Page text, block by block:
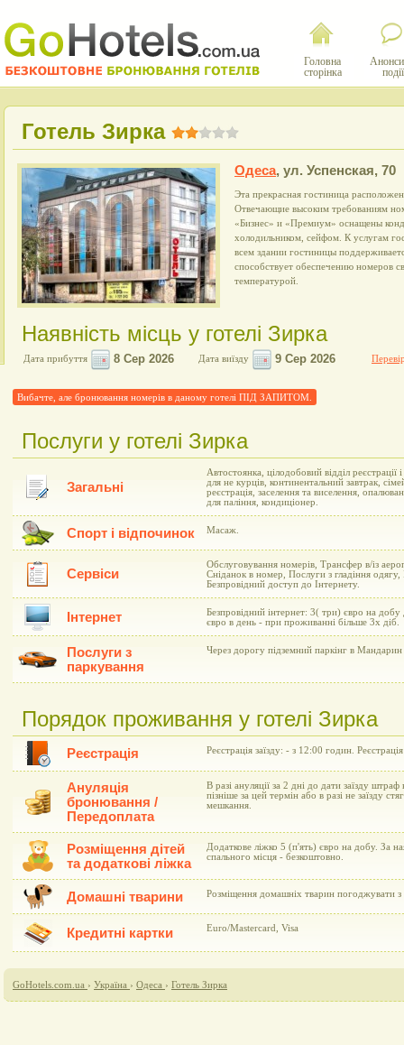
Головна
сторінка
події
Готель Зирка
Одеса, ул. Успенская, 70
Эта прекрасная гостиница
Отвечающие высоким требованиям
«Бизнес» и «Премиум» оснащены
холодильником, сейфом. К услугам
всем здании гостиницы
способствует обеспечению номеров
температурой.
Наявність місць у готелі Зирка
Дата прибуття Дата виїзду
Вибачте, але бронювання номерів в даному готелі ПІД ЗАПИТОМ.
Послуги у готелі Зирка
Загальні
Автостоянка, цілодобовий відділ
для не курців, континентальний завтрак,
реєстрація, заселення та виселення,
для паління, кондиціонер.
Спорт і відпочинок Масаж.
Сервіси
Обслуговування номерів, Трансфер в/із
Сніданок в номер, Послуги з гладіння
Безпровідний доступ до Інтернету.
Інтернет
Безпровідний інтернет: 3( три) євро на
євро в день - при проживанні більше 3х діб.
Послуги з
паркування
Через дорогу підземний паркінг в
Порядок проживання у готелі Зирка
Реєстрація Реєстрація заїзду: - з 12:00 годин.
Ануляція
бронювання /
Передоплата
В разі ануляції за 2 дні до дати заїзду штраф
пізніше за цей термін або в разі не заїзду
мешкання.
Розміщення дітей
та додаткові ліжка
Додаткове ліжко 5 (п'ять) євро на добу. За
спального місця - безкоштовно.
Домашні тварини Розміщення домашніх тварин погоджувати з
Кредитні картки Euro/Mastercard, Visa
GoHotels.com.ua › Україна › Одеса › Готель Зирка